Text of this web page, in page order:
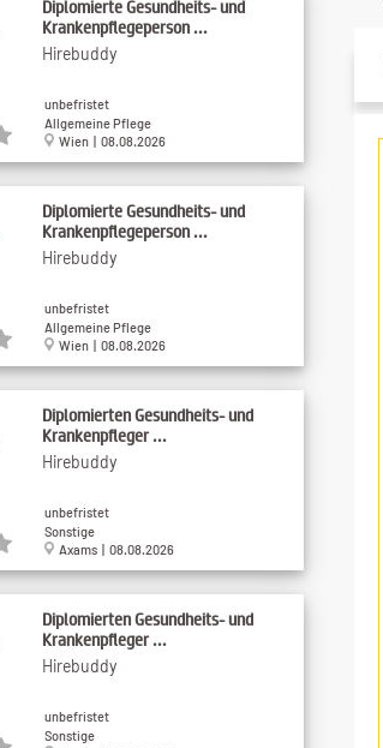
Diplomierte Gesundheits- und
Krankenpflegeperson ...
Hirebuddy
unbefristet
Allgemeine Pflege
Wien | 08.08.2026
Diplomierte Gesundheits- und
Krankenpflegeperson ...
Hirebuddy
unbefristet
Allgemeine Pflege
Wien | 08.08.2026
Diplomierten Gesundheits- und
Krankenpfleger ...
Hirebuddy
unbefristet
Sonstige
Axams | 08.08.2026
Diplomierten Gesundheits- und
Krankenpfleger ...
Hirebuddy
unbefristet
Sonstige